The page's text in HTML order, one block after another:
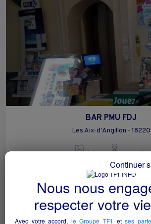
BAR PMU FDJ
Les Aix-d'Angillon - 18220
Autres particulier
Nous nous
respecter votre
Avec votre accord, le Groupe TF1 etses
Continuer